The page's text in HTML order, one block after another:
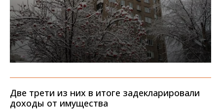
Две трети из них в итоге задекларировали
доходы от имущества